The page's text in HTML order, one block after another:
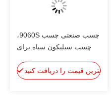
چسب صنعتی چسب 9060S،
چسب سیلیکون سیاه برای
بهترین قیمت را دریافت کنید